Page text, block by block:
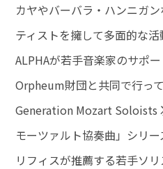
カヤやバーバラ・ハンニガ
ティストを擁して多面的な
ALPHAが若手音楽家のサポ
Orpheum財団と共同で行っ
Generation Mozart Soloists
モーツァルト協奏曲」シリ
リフィスが推薦する若手ソ